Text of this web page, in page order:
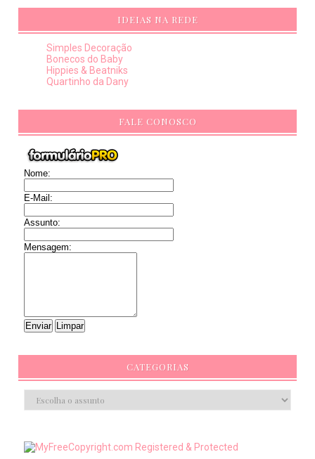
IDEIAS NA REDE
Simples Decoração
Bonecos do Baby
Hippies & Beatniks
Quartinho da Dany
FALE CONOSCO
Nome:
E-Mail:
Assunto:
Mensagem:
CATEGORIAS